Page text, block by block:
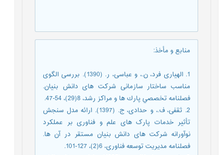
منابع و مأخذ:
1. الهیاری فرد، ن.، و عباسی، ر. (1390). بررسی الگوی
مناسب ساختار سازمانی شرکت های دانش بنیان.
فصلنامه ﺗﺨﺼﺼﻲ پاﺭﻙ ﻫﺎ ﻭ ﻣﺮﺍﻛﺰ ﺭﺷﺪ، 8(29)، 54-47.
2. ثقفی، ف.، و حدادی، ج. (1397). ارائه مدل سنجش
تأثیر خدمات پارک های علم و فناوری بر عملکرد
نوآورانه شرکت های دانش بنیان مستقر در آن ها.
فصلنامه مدیریت توسعه فناوری، 6(2)، 127-101.